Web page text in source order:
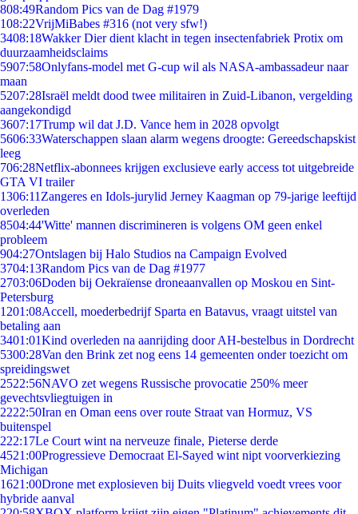
808:49Random Pics van de Dag #1979
108:22VrijMiBabes #316 (not very sfw!)
3408:18Wakker Dier dient klacht in tegen insectenfabriek Protix om
duurzaamheidsclaims
5907:58Onlyfans-model met G-cup wil als NASA-ambassadeur naar
maan
5207:28Israël meldt dood twee militairen in Zuid-Libanon, vergelding
aangekondigd
3607:17Trump wil dat J.D. Vance hem in 2028 opvolgt
5606:33Waterschappen slaan alarm wegens droogte: Gereedschapskist
leeg
706:28Netflix-abonnees krijgen exclusieve early access tot uitgebreide
GTA VI trailer
1306:11 Zangeres en Idols-jurylid Jerney Kaagman op 79-jarige leeftijd
overleden
8504:44'Witte' mannen discrimineren is volgens OM geen enkel
probleem
904:27Ontslagen bij Halo Studios na Campaign Evolved
3704:13Random Pics van de Dag #1977
2703:06Doden bij Oekraïense droneaanvallen op Moskou en Sint-
Petersburg
1201:08Accell, moederbedrijf Sparta en Batavus, vraagt uitstel van
betaling aan
3401:01Kind overleden na aanrijding door AH-bestelbus in Dordrecht
5300:28Van den Brink zet nog eens 14 gemeenten onder toezicht om
spreidingswet
2522:56NAVO zet wegens Russische provocatie 250% meer
gevechtsvliegtuigen in
2222:50Iran en Oman eens over route Straat van Hormuz, VS
buitenspel
222:17Le Court wint na nerveuze finale, Pieterse derde
4521:00Progressieve Democraat El-Sayed wint nipt voorverkiezing
Michigan
1621:00Drone met explosieven bij Duits vliegveld voedt vrees voor
hybride aanval